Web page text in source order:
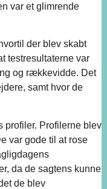
var et glimrende
der blev skabt
testresultaterne var
og rækkevidde. Det
samt hvor de
profiler. Profilerne blev
var gode til at rose
da de sagtens kunne
de blev